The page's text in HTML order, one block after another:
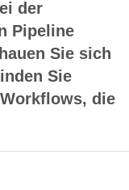
der
Pipeline
Sie sich
Sie
die